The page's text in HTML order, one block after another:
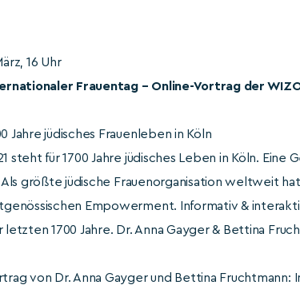
16 Uhr
Frauentag – Online-Vortrag der
Jahre jüdisches Frauenleben in Köln
steht für 1700 Jahre jüdisches Leben in Köln.
Als größte jüdische Frauenorganisation weltweit
Empowerment. Informativ &
letzten 1700 Jahre. Dr. Anna Gayger & Bettina
von Dr. Anna Gayger und Bettina